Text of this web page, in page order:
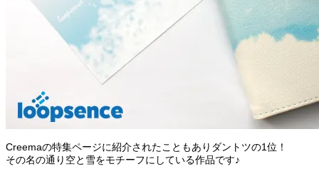
Creemaの特集ページに紹介されたこともありダントツの1位！
その名の通り空と雪をモチーフにしている作品です♪